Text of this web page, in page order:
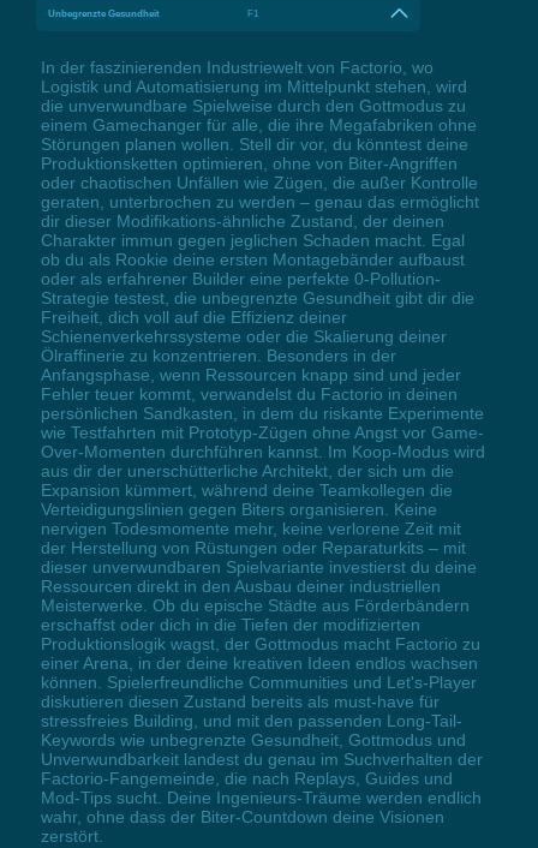
Unbegrenzte Gesundheit F1
In der faszinierenden Industriewelt von Factorio, wo
Logistik und Automatisierung im Mittelpunkt stehen, wird
die unverwundbare Spielweise durch den Gottmodus zu
einem Gamechanger für alle, die ihre Megafabriken ohne
Störungen planen wollen. Stell dir vor, du könntest deine
Produktionsketten optimieren, ohne von Biter-Angriffen
oder chaotischen Unfällen wie Zügen, die außer Kontrolle
geraten, unterbrochen zu werden – genau das ermöglicht
dir dieser Modifikations-ähnliche Zustand, der deinen
Charakter immun gegen jeglichen Schaden macht. Egal
ob du als Rookie deine ersten Montagebänder aufbaust
oder als erfahrener Builder eine perfekte 0-Pollution-
Strategie testest, die unbegrenzte Gesundheit gibt dir die
Freiheit, dich voll auf die Effizienz deiner
Schienenverkehrssysteme oder die Skalierung deiner
Ölraffinerie zu konzentrieren. Besonders in der
Anfangsphase, wenn Ressourcen knapp sind und jeder
Fehler teuer kommt, verwandelst du Factorio in deinen
persönlichen Sandkasten, in dem du riskante Experimente
wie Testfahrten mit Prototyp-Zügen ohne Angst vor Game-
Over-Momenten durchführen kannst. Im Koop-Modus wird
aus dir der unerschütterliche Architekt, der sich um die
Expansion kümmert, während deine Teamkollegen die
Verteidigungslinien gegen Biters organisieren. Keine
nervigen Todesmomente mehr, keine verlorene Zeit mit
der Herstellung von Rüstungen oder Reparaturkits – mit
dieser unverwundbaren Spielvariante investierst du deine
Ressourcen direkt in den Ausbau deiner industriellen
Meisterwerke. Ob du epische Städte aus Förderbändern
erschaffst oder dich in die Tiefen der modifizierten
Produktionslogik wagst, der Gottmodus macht Factorio zu
einer Arena, in der deine kreativen Ideen endlos wachsen
können. Spielerfreundliche Communities und Let's-Player
diskutieren diesen Zustand bereits als must-have für
stressfreies Building, und mit den passenden Long-Tail-
Keywords wie unbegrenzte Gesundheit, Gottmodus und
Unverwundbarkeit landest du genau im Suchverhalten der
Factorio-Fangemeinde, die nach Replays, Guides und
Mod-Tips sucht. Deine Ingenieurs-Träume werden endlich
wahr, ohne dass der Biter-Countdown deine Visionen
zerstört.